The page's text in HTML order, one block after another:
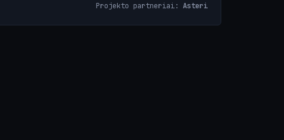
Projekto partneriai: Asteri